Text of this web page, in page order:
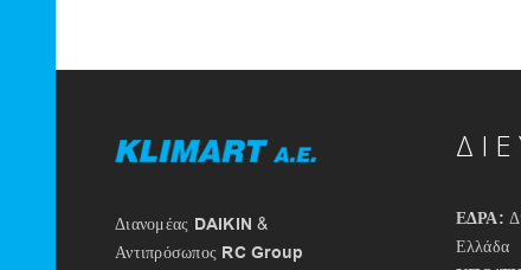
Διανομέας DAIKIN &
Αντιπρόσωπος RC Group
ΕΔΡΑ:
Ελλάδα